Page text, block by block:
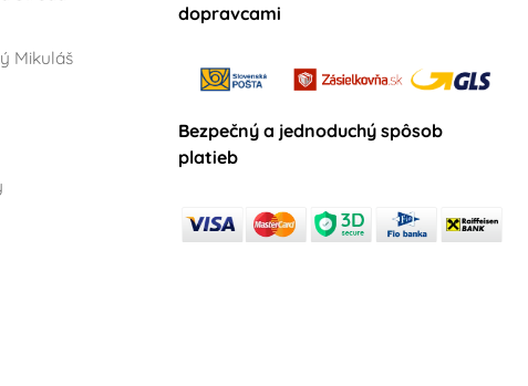
Mikuláš
dopravcami
Bezpečný a jednoduchý spôsob
platieb